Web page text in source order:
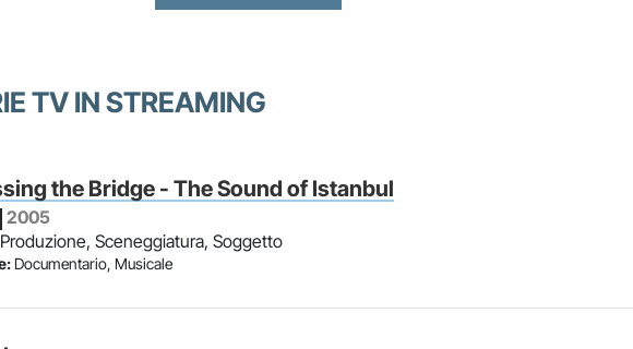
TV IN STREAMING
the Bridge - The Sound of Istanbul
2005
Sceneggiatura, Soggetto
Documentario, Musicale